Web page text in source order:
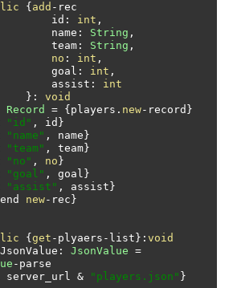
{ add - rec
                        id
: int ,
                        name
: String ,
                        team
: String ,
no : int ,
                        goal
: int ,
                        assist
:
int
}:
void
Record = { players . new- record }
"id" , id }
"name" , name }
"team" , team }
"no" , no }
"goal" , goal }
"assist" , assist }
new- rec }
{ get - plyaers - list }: void
: JsonValue =
- parse
server_url & "players.json" }